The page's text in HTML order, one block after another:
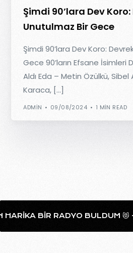
Şimdi 90’lara Dev Koro:
Unutulmaz Bir Gece
Şimdi 90’lara Dev Koro:
Gece 90’ların Efsane İsimleri
Aldı Eda – Metin Özülkü, Sibel
Karaca, […]
ADMIN 09/08/2024 1 MIN READ
😻 — @TUGCAAHANIM